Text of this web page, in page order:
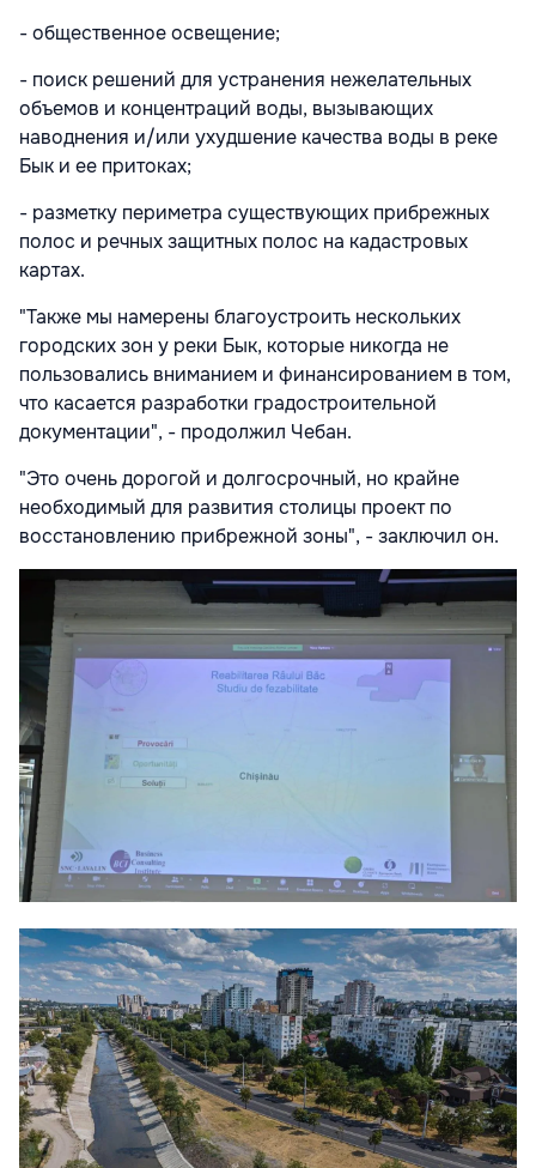
- общественное освещение;
- поиск решений для устранения нежелательных
объемов и концентраций воды, вызывающих
наводнения и/или ухудшение качества воды в реке
Бык и ее притоках;
- разметку периметра существующих прибрежных
полос и речных защитных полос на кадастровых
картах.
"Также мы намерены благоустроить нескольких
городских зон у реки Бык, которые никогда не
пользовались вниманием и финансированием в том,
что касается разработки градостроительной
документации", - продолжил Чебан.
"Это очень дорогой и долгосрочный, но крайне
необходимый для развития столицы проект по
восстановлению прибрежной зоны", - заключил он.